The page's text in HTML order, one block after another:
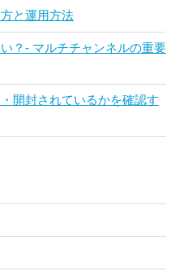
と運用方法
？- マルチチャンネルの重要
開封されているかを確認す